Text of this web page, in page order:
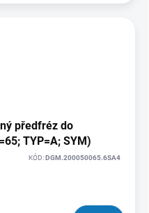
předfréz do
TYP=A; SYM)
KÓD:DGM.200050065.6SA4